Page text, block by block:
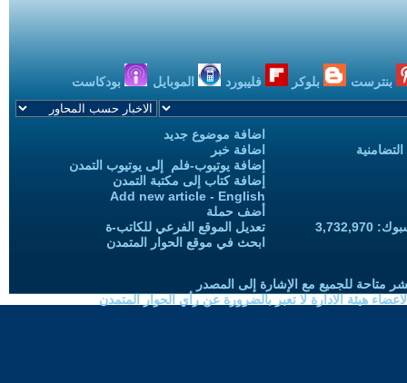
بنترست بلوكر فليبورد الموبايل بودكاست
اضافة موضوع جديد
اضافة خبر
إضافة يوتيوب-فلم إلى يوتيوب التمدن
إضافة كتاب إلى مكتبة التمدن
Add new article - English
أضف حملة
تعديل الموقع الفرعي للكاتب-ة
ابحث في موقع الحوار المتمدن
متاحة للجميع مع الإشارة إلى المصدر
هيئة الادارة لا تعبر بالضرورة عن رأي الحوار المتمدن